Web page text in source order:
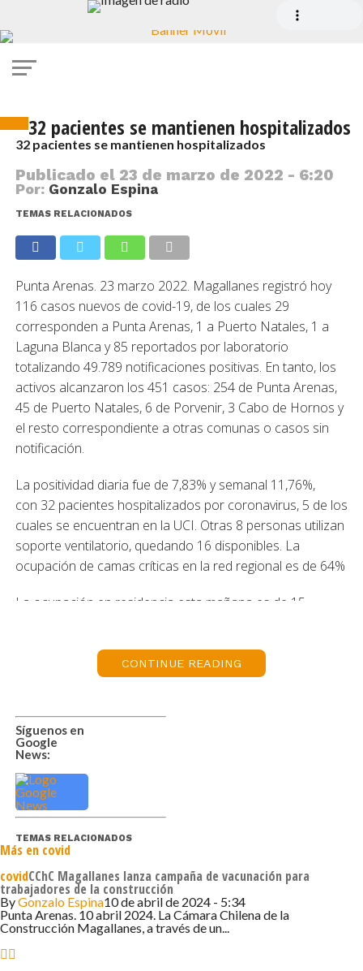
32 pacientes se mantienen hospitalizados
32 pacientes se mantienen hospitalizados
Publicado el 23 de marzo de 2022 - 6:20
Por: Gonzalo Espina
TEMAS RELACIONADOS
Punta Arenas. 23 marzo 2022. Magallanes registró hoy
116 casos nuevos de covid-19, de los cuales 29
corresponden a Punta Arenas, 1 a Puerto Natales, 1 a
Laguna Blanca y 85 reportados por laboratorio
totalizando 49.789 notificaciones positivas. En tanto, los
activos alcanzaron los 451 casos: 254 de Punta Arenas,
45 de Puerto Natales, 6 de Porvenir, 3 Cabo de Hornos y
el resto correspondiente a otras comunas o casos sin
notificación.
La positividad diaria fue de 7,83% y semanal 11,76%,
con 32 pacientes hospitalizados por coronavirus, 5 de los
cuales se encuentran en la UCI. Otras 8 personas utilizan
soporte ventilatorio, quedando 16 disponibles. La
ocupación de camas críticas en la red regional es de 64%
La ocupación en residencia esta mañana es de 15
CONTINUE READING
Síguenos en
Google
News:
TEMAS RELACIONADOS
Más en covid
covidCChC Magallanes lanza campaña de vacunación para
trabajadores de la construcción
ByGonzalo Espina10 de abril de 2024 - 5:34
Punta Arenas. 10 abril 2024. La Cámara Chilena de la
Construcción Magallanes, a través de un...